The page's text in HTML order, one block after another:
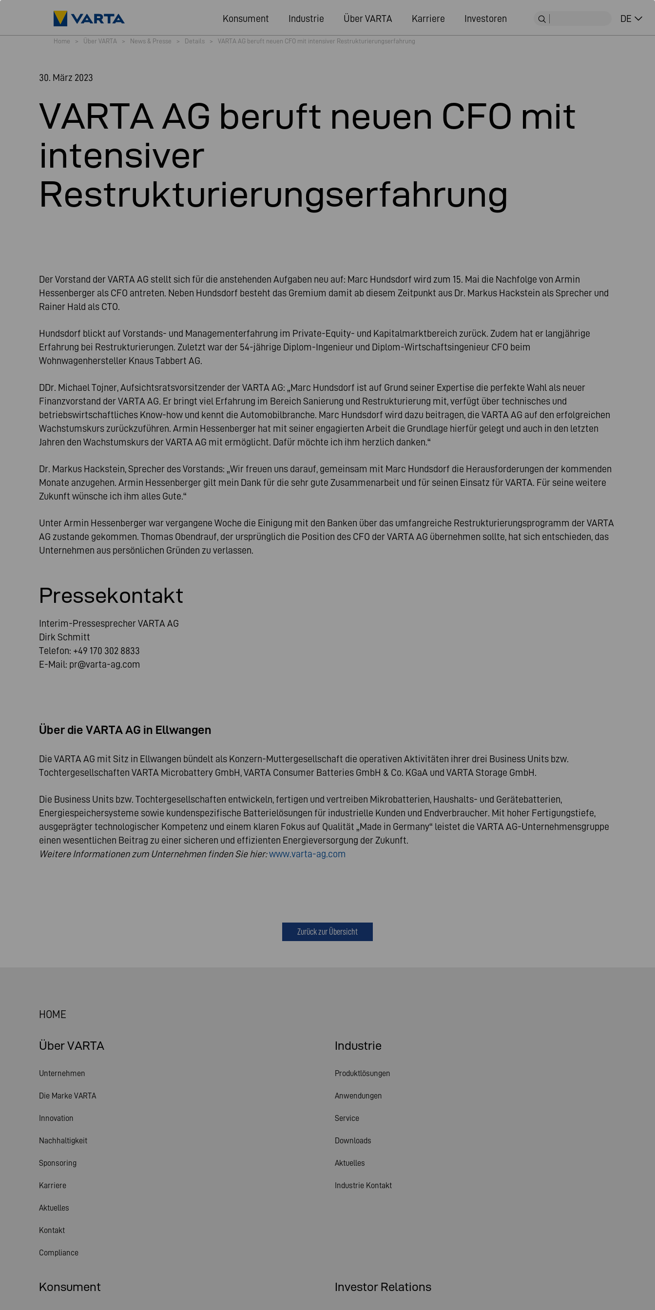
Konsument Industrie Über VARTA Karriere Investoren DE
Home > Über VARTA > News & Presse > Details > VARTA AG beruft neuen CFO mit intensiver Restrukturierungserfahrung
30. März 2023
VARTA AG beruft neuen CFO mit
intensiver
Restrukturierungserfahrung
Der Vorstand der VARTA AG stellt sich für die anstehenden Aufgaben neu auf: Marc Hundsdorf wird zum 15. Mai die Nachfolge von Armin
Hessenberger als CFO antreten. Neben Hundsdorf besteht das Gremium damit ab diesem Zeitpunkt aus Dr. Markus Hackstein als Sprecher und
Rainer Hald als CTO.
Hundsdorf blickt auf Vorstands- und Managementerfahrung im Private-Equity- und Kapitalmarktbereich zurück. Zudem hat er langjährige
Erfahrung bei Restrukturierungen. Zuletzt war der 54-jährige Diplom-Ingenieur und Diplom-Wirtschaftsingenieur CFO beim
Wohnwagenhersteller Knaus Tabbert AG.
DDr. Michael Tojner, Aufsichtsratsvorsitzender der VARTA AG: „Marc Hundsdorf ist auf Grund seiner Expertise die perfekte Wahl als neuer
Finanzvorstand der VARTA AG. Er bringt viel Erfahrung im Bereich Sanierung und Restrukturierung mit, verfügt über technisches und
betriebswirtschaftliches Know-how und kennt die Automobilbranche. Marc Hundsdorf wird dazu beitragen, die VARTA AG auf den erfolgreichen
Wachstumskurs zurückzuführen. Armin Hessenberger hat mit seiner engagierten Arbeit die Grundlage hierfür gelegt und auch in den letzten
Jahren den Wachstumskurs der VARTA AG mit ermöglicht. Dafür möchte ich ihm herzlich danken.“
Dr. Markus Hackstein, Sprecher des Vorstands: „Wir freuen uns darauf, gemeinsam mit Marc Hundsdorf die Herausforderungen der kommenden
Monate anzugehen. Armin Hessenberger gilt mein Dank für die sehr gute Zusammenarbeit und für seinen Einsatz für VARTA. Für seine weitere
Zukunft wünsche ich ihm alles Gute.“
Unter Armin Hessenberger war vergangene Woche die Einigung mit den Banken über das umfangreiche Restrukturierungsprogramm der VARTA
AG zustande gekommen. Thomas Obendrauf, der ursprünglich die Position des CFO der VARTA AG übernehmen sollte, hat sich entschieden, das
Unternehmen aus persönlichen Gründen zu verlassen.
Pressekontakt
Interim-Pressesprecher VARTA AG
Dirk Schmitt
Telefon: +49 170 302 8833
E-Mail: pr@varta-ag.com
Über die VARTA AG in Ellwangen
Die VARTA AG mit Sitz in Ellwangen bündelt als Konzern-Muttergesellschaft die operativen Aktivitäten ihrer drei Business Units bzw.
Tochtergesellschaften VARTA Microbattery GmbH, VARTA Consumer Batteries GmbH & Co. KGaA und VARTA Storage GmbH.
Die Business Units bzw. Tochtergesellschaften entwickeln, fertigen und vertreiben Mikrobatterien, Haushalts- und Gerätebatterien,
Energiespeichersysteme sowie kundenspezifische Batterielösungen für industrielle Kunden und Endverbraucher. Mit hoher Fertigungstiefe,
ausgeprägter technologischer Kompetenz und einem klaren Fokus auf Qualität „Made in Germany“ leistet die VARTA AG-Unternehmensgruppe
einen wesentlichen Beitrag zu einer sicheren und effizienten Energieversorgung der Zukunft.
Weitere Informationen zum Unternehmen finden Sie hier:www.varta-ag.com
Zurück zur Übersicht
HOME
Über VARTA
Unternehmen
Die Marke VARTA
Innovation
Nachhaltigkeit
Sponsoring
Karriere
Aktuelles
Kontakt
Compliance
Konsument
Industrie
Produktlösungen
Anwendungen
Service
Downloads
Aktuelles
Industrie Kontakt
Investor Relations